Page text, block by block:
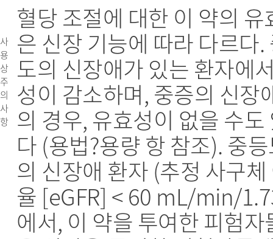
사
용
상
주
의
사
항
혈당 조절에 대한 이 약의 유
은 신장 기능에 따라 다르다.
도의 신장애가 있는 환자에
성이 감소하며, 중증의 신장
의 경우, 유효성이 없을 수도
다 (용법?용량 항 참조). 중
의 신장애 환자 (추정 사구
율 [eGFR] < 60 mL/min/
에서, 이 약을 투여한 피험자